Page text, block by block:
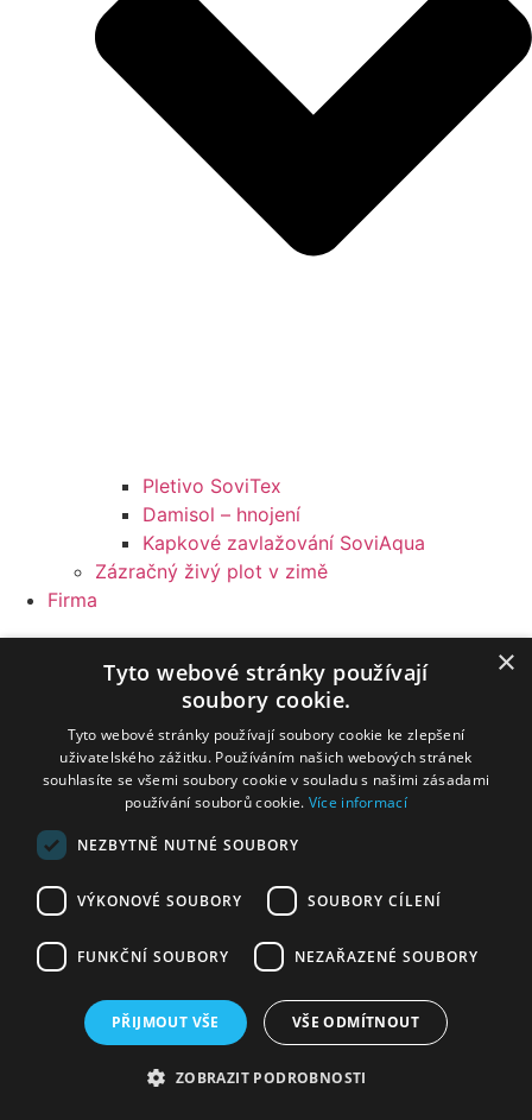
Pletivo SoviTex
Damisol – hnojení
Kapkové zavlažování SoviAqua
Zázračný živý plot v zimě
Firma
×
Tyto webové stránky používají
soubory cookie.
Tyto webové stránky používají soubory cookie ke zlepšení
uživatelského zážitku. Používáním našich webových stránek
souhlasíte se všemi soubory cookie v souladu s našimi zásadami
používání souborů cookie. Více informací
NEZBYTNĚ NUTNÉ SOUBORY
VÝKONOVÉ SOUBORY SOUBORY CÍLENÍ
FUNKČNÍ SOUBORY NEZAŘAZENÉ SOUBORY
PŘIJMOUT VŠE VŠE ODMÍTNOUT
ZOBRAZIT PODROBNOSTI